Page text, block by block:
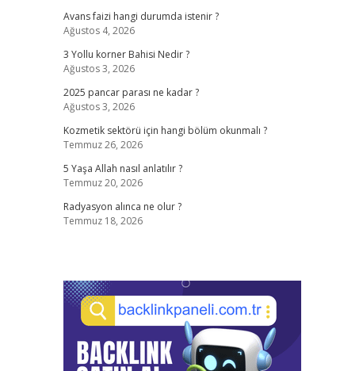
Avans faizi hangi durumda istenir ?
Ağustos 4, 2026
3 Yollu korner Bahisi Nedir ?
Ağustos 3, 2026
2025 pancar parası ne kadar ?
Ağustos 3, 2026
Kozmetik sektörü için hangi bölüm okunmalı ?
Temmuz 26, 2026
5 Yaşa Allah nasıl anlatılır ?
Temmuz 20, 2026
Radyasyon alınca ne olur ?
Temmuz 18, 2026